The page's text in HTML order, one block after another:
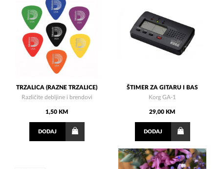
TRZALICA (RAZNE TRZALICE)
Različite debljine i brendovi
1,50 KM
DODAJ
ŠTIMER ZA GITARU I BAS
Korg GA-1
29,00 KM
DODAJ